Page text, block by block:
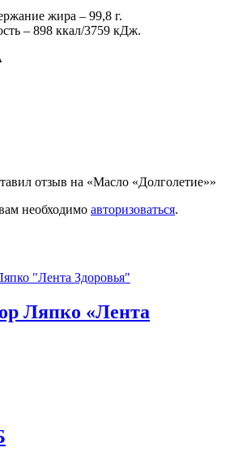
жира – 99,8 г.
– 898 ккал/3759 кДж.
отзыв на «Масло «Долголетие»»
необходимо авторизоваться.
Ляпко «Лента